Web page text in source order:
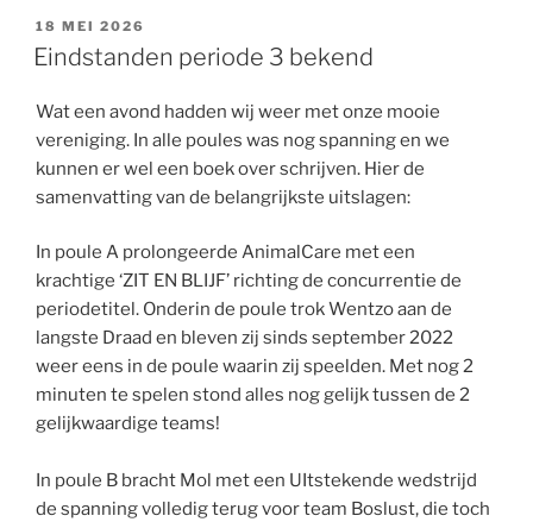
GEPLAATST
OP
18 MEI 2026
Eindstanden periode 3 bekend
Wat een avond hadden wij weer met onze mooie
vereniging. In alle poules was nog spanning en we
kunnen er wel een boek over schrijven. Hier de
samenvatting van de belangrijkste uitslagen:
In poule A prolongeerde AnimalCare met een
krachtige ‘ZIT EN BLIJF’ richting de concurrentie de
periodetitel. Onderin de poule trok Wentzo aan de
langste Draad en bleven zij sinds september 2022
weer eens in de poule waarin zij speelden. Met nog 2
minuten te spelen stond alles nog gelijk tussen de 2
gelijkwaardige teams!
In poule B bracht Mol met een UItstekende wedstrijd
de spanning volledig terug voor team Boslust, die toch